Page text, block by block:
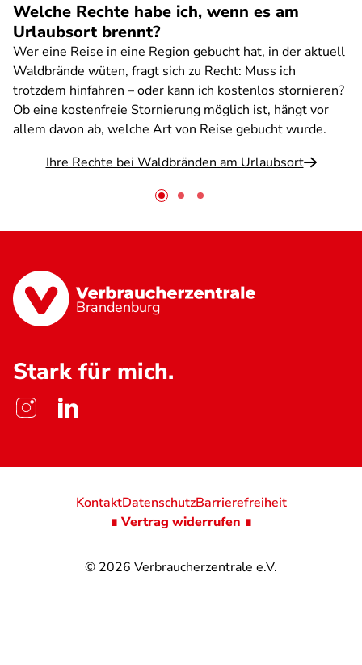
Welche Rechte habe ich, wenn es am
Urlaubsort brennt?
Wer eine Reise in eine Region gebucht hat, in der aktuell
Waldbrände wüten, fragt sich zu Recht: Muss ich
trotzdem hinfahren – oder kann ich kostenlos stornieren?
Ob eine kostenfreie Stornierung möglich ist, hängt vor
allem davon ab, welche Art von Reise gebucht wurde.
Ihre Rechte bei Waldbränden am Urlaubsort
Brandenburg
Stark für mich.
© 2026 Verbraucherzentrale e.V.
KontaktDatenschutzBarrierefreiheit
∎ Vertrag widerrufen ∎